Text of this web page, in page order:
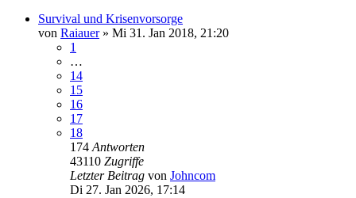
Survival und Krisenvorsorge
von Raiauer» Mi 31. Jan 2018, 21:20
1
…
14
15
16
17
18
174 Antworten
43110 Zugriffe
Letzter Beitrag von Johncom
Di 27. Jan 2026, 17:14